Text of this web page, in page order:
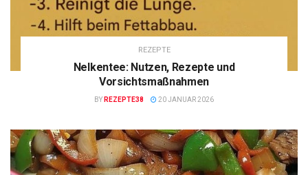
REZEPTE
Nelkentee: Nutzen, Rezepte und
Vorsichtsmaßnahmen
BY REZEPTE38 20 JANUAR 2026